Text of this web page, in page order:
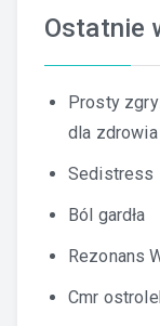
Ostatnie
Prosty
dla zdrowia
Sedistress
Ból gardła
Rezonans
Cmr